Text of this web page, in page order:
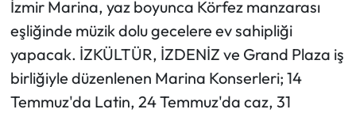
İzmir Marina, yaz boyunca Körfez manzarası
eşliğinde müzik dolu gecelere ev sahipliği
yapacak. İZKÜLTÜR, İZDENİZ ve Grand Plaza iş
birliğiyle düzenlenen Marina Konserleri; 14
Temmuz'da Latin, 24 Temmuz'da caz, 31